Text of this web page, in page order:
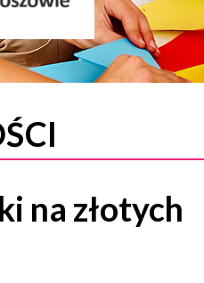
na złotych